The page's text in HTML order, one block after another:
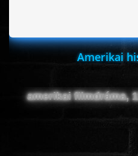
Amerikai
amerikai filmdráma,